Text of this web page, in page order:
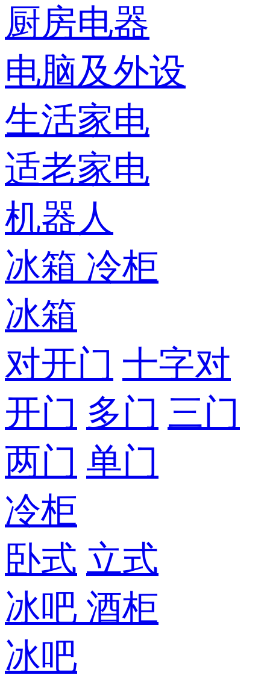
厨房电器
电脑及外设
生活家电
适老家电
机器人
冰箱 冷柜
冰箱
对开门 十字对
开门 多门 三门
两门 单门
冷柜
卧式 立式
冰吧 酒柜
冰吧